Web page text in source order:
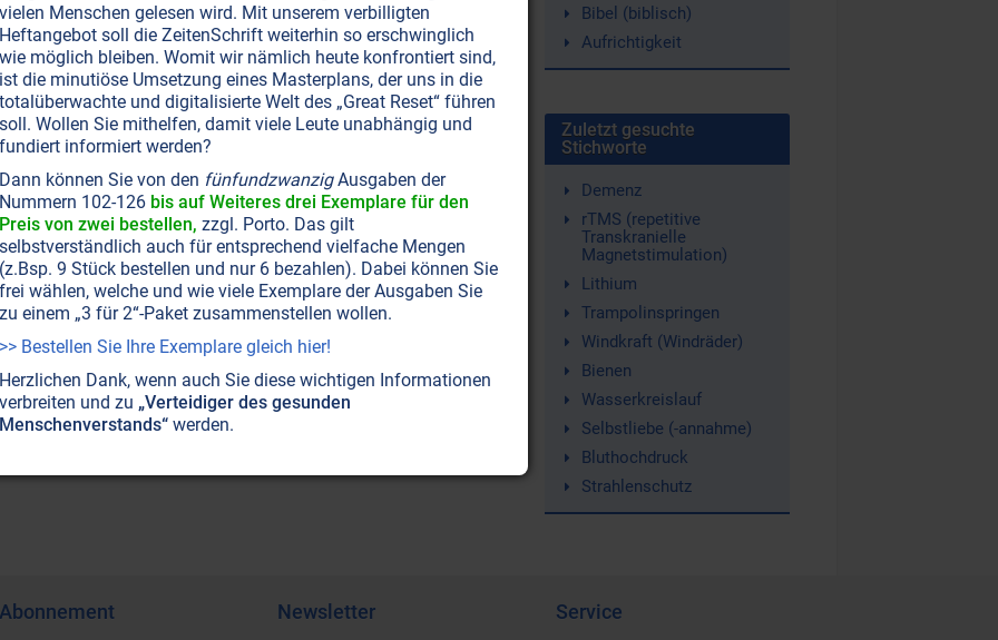
aus dem Weltgedächtnis, der Akasha-Chronik,
Jahre und seine Einweihungsprüfungen.
Bibel (biblisch)
Aufrichtigkeit
Zuletzt gesuchte
Stichworte
Demenz
rTMS (repetitive
Transkranielle
Magnetstimulation)
Lithium
Trampolinspringen
Windkraft (Windräder)
Bienen
Wasserkreislauf
Selbstliebe (-annahme)
Bluthochdruck
Strahlenschutz
Abonnement Newsletter Service
vielen Menschen gelesen wird. Mit unserem verbilligten
Heftangebot soll die ZeitenSchrift weiterhin so erschwinglich
wie möglich bleiben. Womit wir nämlich heute konfrontiert sind,
ist die minutiöse Umsetzung eines Masterplans, der uns in die
totalüberwachte und digitalisierte Welt des „Great Reset“ führen
soll. Wollen Sie mithelfen, damit viele Leute unabhängig und
fundiert informiert werden?
Dann können Sie von den fünfundzwanzigAusgaben der
Nummern 102-126 bis auf Weiteres drei Exemplare für den
Preis von zwei bestellen, zzgl. Porto. Das gilt
selbstverständlich auch für entsprechend vielfache Mengen
(z.Bsp. 9 Stück bestellen und nur 6 bezahlen). Dabei können Sie
frei wählen, welche und wie viele Exemplare der Ausgaben Sie
zu einem „3 für 2“-Paket zusammenstellen wollen.
>> Bestellen Sie Ihre Exemplare gleich hier!
Herzlichen Dank, wenn auch Sie diese wichtigen Informationen
verbreiten und zu „Verteidiger des gesunden
Menschenverstands“werden.